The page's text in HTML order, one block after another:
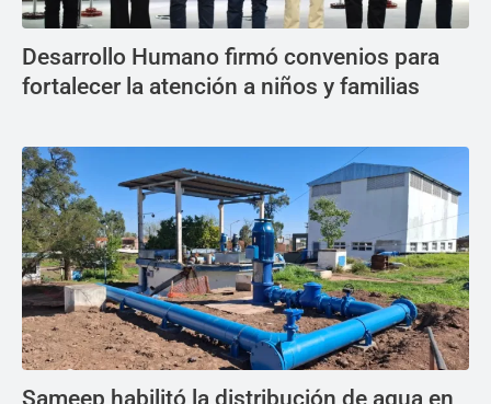
Desarrollo Humano firmó convenios para
fortalecer la atención a niños y familias
Sameep habilitó la distribución de agua en